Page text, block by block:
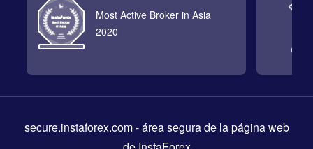
Most Active Broker in Asia
2020
secure.instaforex.com- área segura de la página web